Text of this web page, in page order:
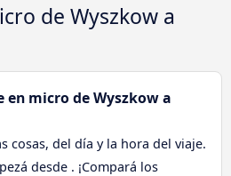
de Wyszkow a
en micro de Wyszkow a
cosas, del día y la hora del viaje.
desde . ¡Compará los